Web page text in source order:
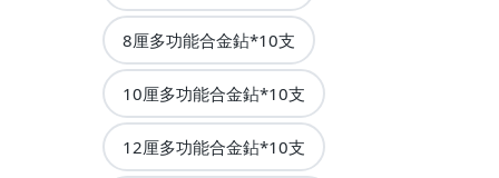
8厘多功能合金鉆*10支
10厘多功能合金鉆*10支
12厘多功能合金鉆*10支